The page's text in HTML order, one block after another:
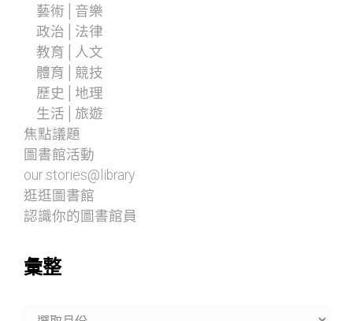
藝術│音樂
政治│法律
教育│人文
體育│競技
歷史│地理
生活│旅遊
焦點議題
圖書館活動
our stories@library
逛逛圖書館
認識你的圖書館員
彙整